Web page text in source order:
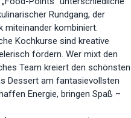
Rundgang, der
miteinander kombiniert.
Kochkurse sind kreative
fördern. Wer mixt den
Team kreiert den schönsten
Dessert am fantasievollsten
Energie, bringen Spaß –